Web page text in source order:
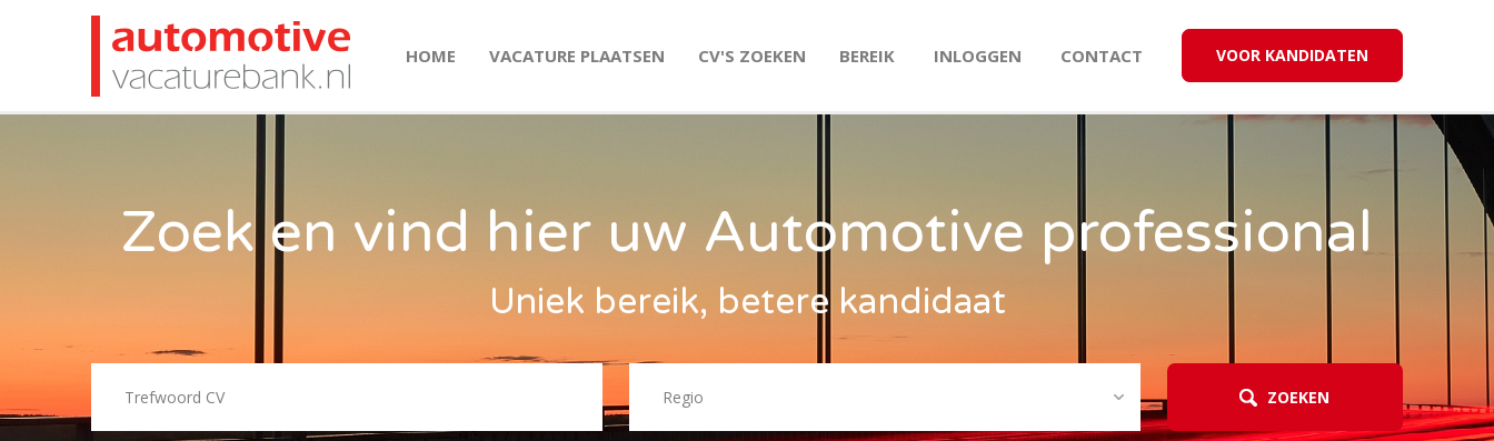
HOME VACATURE PLAATSEN CV'S ZOEKEN BEREIK INLOGGEN CONTACT VOOR KANDIDATEN
Zoek en vind hier uw Automotive professional
Uniek bereik, betere kandidaat
ZOEKEN